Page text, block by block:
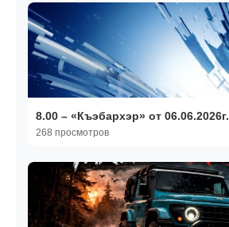
8.00 – «Къэбархэр» от 06.06.2026г.
268 просмотров